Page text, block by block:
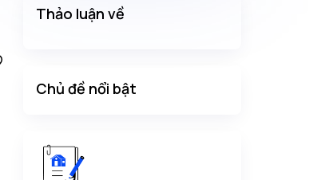
Thảo luận về
Chủ đề nổi bật